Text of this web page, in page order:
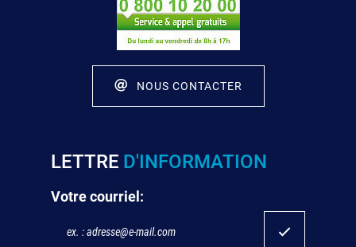
NOUS CONTACTER
LETTRE D'INFORMATION
Votre courriel: